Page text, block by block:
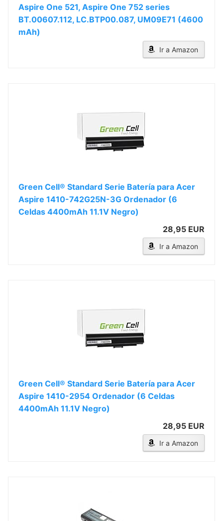
Aspire One 521, Aspire One 752 series
BT.00607.112, LC.BTP00.087, UM09E71 (4600
mAh)
Ir a Amazon
Green Cell® Standard Serie Batería para Acer
Aspire 1410-742G25N-3G Ordenador (6
Celdas 4400mAh 11.1V Negro)
28,95 EUR
Ir a Amazon
Green Cell® Standard Serie Batería para Acer
Aspire 1410-2954 Ordenador (6 Celdas
4400mAh 11.1V Negro)
28,95 EUR
Ir a Amazon